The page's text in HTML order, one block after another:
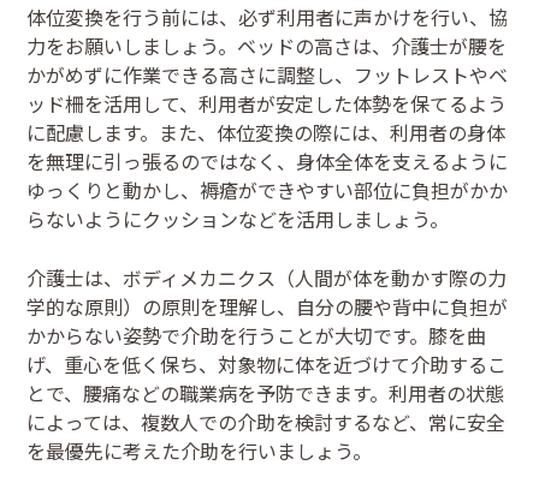
体位変換を行う前には、必ず利用者に声かけを行い、協
力をお願いしましょう。ベッドの高さは、介護士が腰を
かがめずに作業できる高さに調整し、フットレストやベ
ッド柵を活用して、利用者が安定した体勢を保てるよう
に配慮します。また、体位変換の際には、利用者の身体
を無理に引っ張るのではなく、身体全体を支えるように
ゆっくりと動かし、褥瘡ができやすい部位に負担がかか
らないようにクッションなどを活用しましょう。
介護士は、ボディメカニクス（人間が体を動かす際の力
学的な原則）の原則を理解し、自分の腰や背中に負担が
かからない姿勢で介助を行うことが大切です。膝を曲
げ、重心を低く保ち、対象物に体を近づけて介助するこ
とで、腰痛などの職業病を予防できます。利用者の状態
によっては、複数人での介助を検討するなど、常に安全
を最優先に考えた介助を行いましょう。